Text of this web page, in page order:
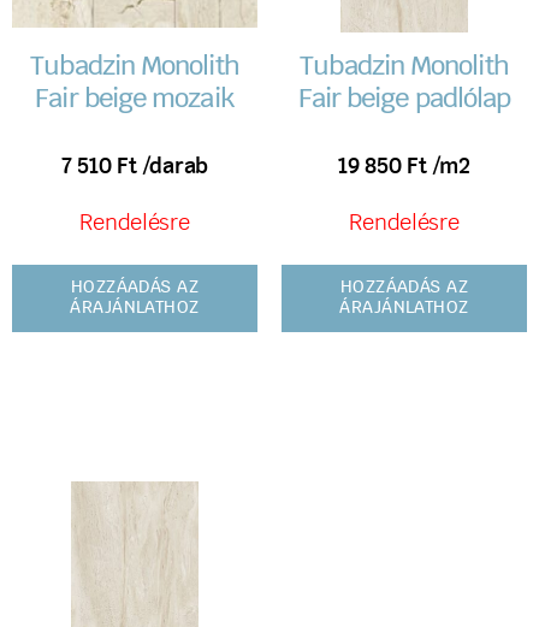
Tubadzin Monolith
Fair beige mozaik
7 510 Ft /darab
Rendelésre
HOZZÁADÁS AZ
ÁRAJÁNLATHOZ
Tubadzin Monolith
Fair beige padlólap
19 850 Ft /m2
Rendelésre
HOZZÁADÁS AZ
ÁRAJÁNLATHOZ